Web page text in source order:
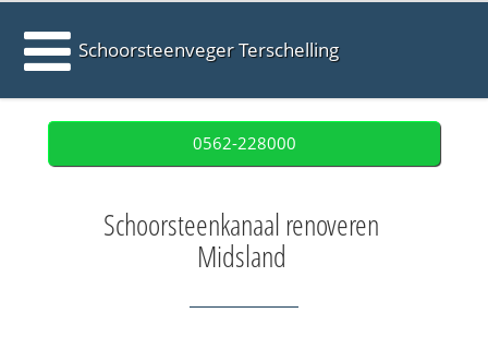
Schoorsteenveger Terschelling
0562-228000
Schoorsteenkanaal renoveren
Midsland